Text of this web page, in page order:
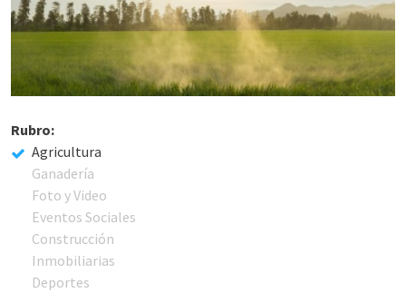
Rubro:
Agricultura
Ganadería
Foto y Video
Eventos Sociales
Construcción
Inmobiliarias
Deportes